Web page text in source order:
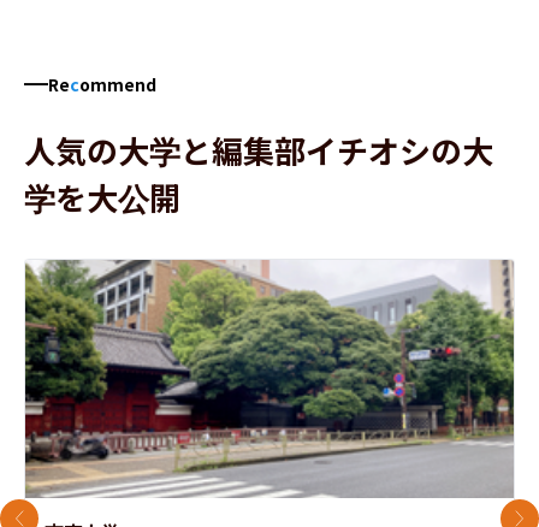
Recommend
人気の大学と編集部イチオシの大
学を大公開